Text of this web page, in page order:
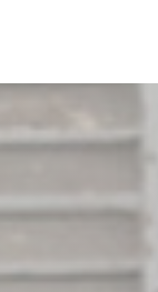
tue scelte sui